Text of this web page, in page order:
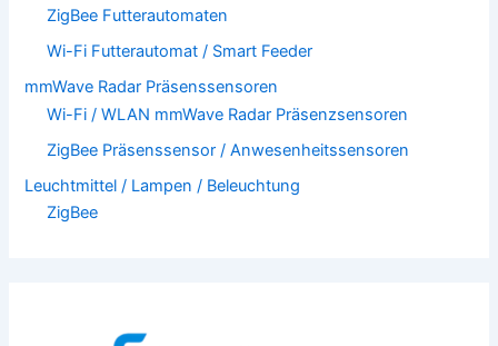
ZigBee Futterautomaten
Wi-Fi Futterautomat / Smart Feeder
mmWave Radar Präsenssensoren
Wi-Fi / WLAN mmWave Radar Präsenzsensoren
ZigBee Präsenssensor / Anwesenheitssensoren
Leuchtmittel / Lampen / Beleuchtung
ZigBee